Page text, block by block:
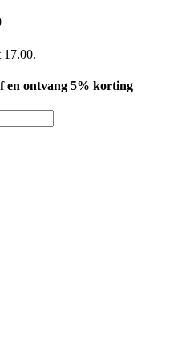
17.00.
en ontvang 5% korting